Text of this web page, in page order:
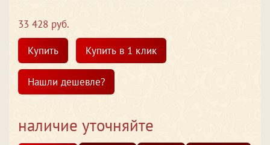
33 428 руб.
Купить
Купить в 1 клик
Нашли дешевле?
наличие уточняйте